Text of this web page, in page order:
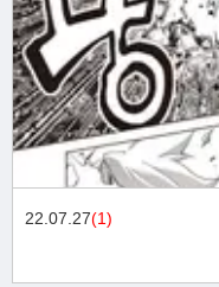
22.07.27(1)